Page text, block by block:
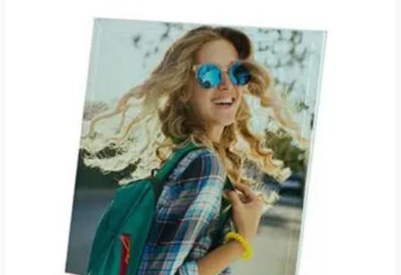
עד
זה
מספר
ניתן
לבחור
את
האפשרויות
בעמוד
המוצר